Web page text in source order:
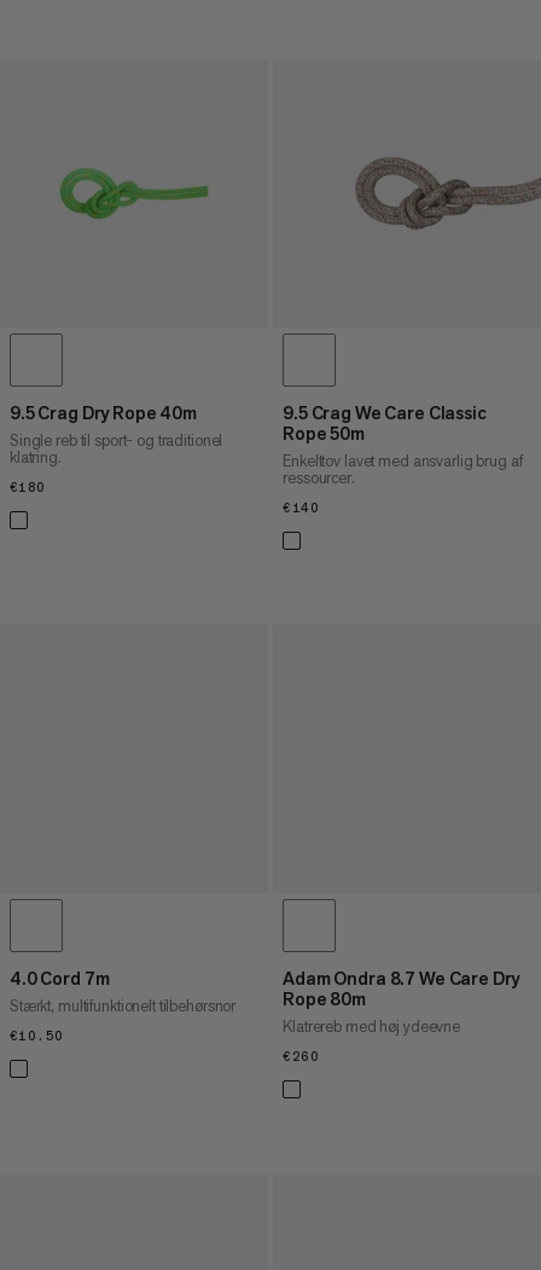
9.5 Crag Dry Rope 40m
Single reb til sport- og traditionel
klatring.
€180
9.5 Crag We Care Classic
Rope 50m
Enkelttov lavet med ansvarlig brug af
ressourcer.
€140
4.0 Cord 7m
Stærkt, multifunktionelt tilbehørsnor
€10.50
Adam Ondra 8.7 We Care Dry
Rope 80m
Klatrereb med høj ydeevne
€260